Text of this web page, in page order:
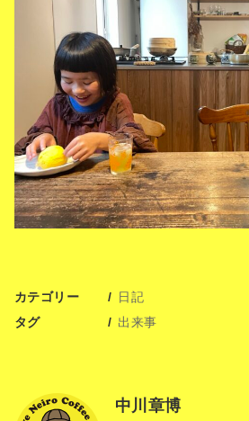
カテゴリー
日記
タグ
出来事
中川章博